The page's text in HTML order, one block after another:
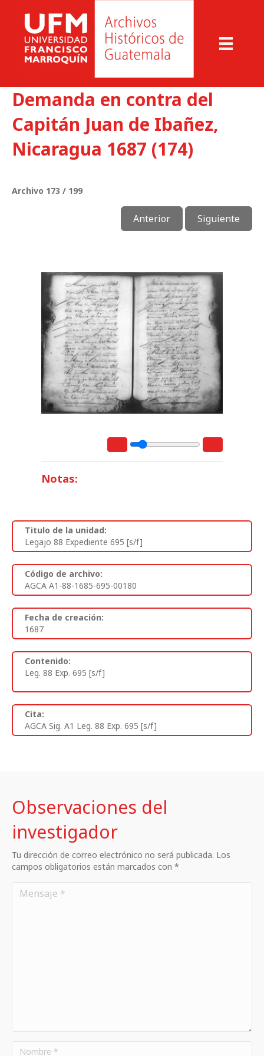
Demanda en contra del
Capitán Juan de Ibañez,
Nicaragua 1687 (174)
Archivo 173 / 199
Anterior Siguiente
Notas:
Titulo de la unidad:
Legajo 88 Expediente 695 [s/f]
Código de archivo:
AGCA A1-88-1685-695-00180
Fecha de creación:
1687
Contenido:
Leg. 88 Exp. 695 [s/f]
Cita:
AGCA Sig. A1 Leg. 88 Exp. 695 [s/f]
Observaciones del
investigador
Tu dirección de correo electrónico no será publicada. Los
campos obligatorios están marcados con *